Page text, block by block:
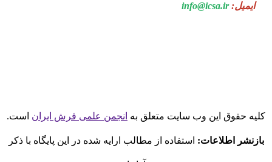
ایمیل:info@icsa.ir
کلیه حقوق این وب سایت متعلق به انجمن علمی فرش ایران است.
بازنشر اطلاعات:استفاده از مطالب ارایه شده در این پایگاه با ذکر